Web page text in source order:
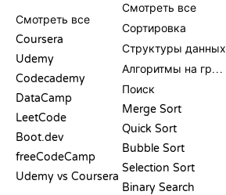
Смотреть все
Coursera
Udemy
Codecademy
DataCamp
LeetCode
Boot.dev
freeCodeCamp
Udemy vs Coursera
Смотреть все
Сортировка
Структуры данных
Алгоритмы на графах
Поиск
Merge Sort
Quick Sort
Bubble Sort
Selection Sort
Binary Search